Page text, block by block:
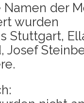
der
wur­den
Stutt­gart,
Josef